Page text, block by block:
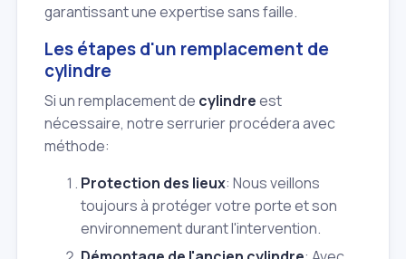
garantissant une expertise sans faille.
Les étapes d'un remplacement de
cylindre
Si un remplacement de cylindreest
nécessaire, notre serrurier procédera avec
méthode:
Protection des lieux: Nous veillons
toujours à protéger votre porte et son
environnement durant l'intervention.